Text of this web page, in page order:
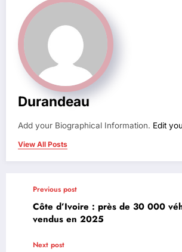
Durandeau
Add your Biographical Information. Edit
View All Posts
Previous post
Côte d’Ivoire : près de 30 000
vendus en 2025
Next post